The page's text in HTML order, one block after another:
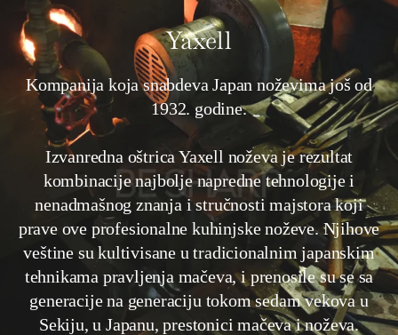
Yaxell
Kompanija koja snabdeva Japan noževima još od
1932. godine.
Izvanredna oštrica Yaxell noževa je rezultat
kombinacije najbolje napredne tehnologije i
nenadmašnog znanja i stručnosti majstora koji
prave ove profesionalne kuhinjske noževe. Njihove
veštine su kultivisane u tradicionalnim japanskim
tehnikama pravljenja mačeva, i prenosile su se sa
generacije na generaciju tokom sedam vekova u
Sekiju, u Japanu, prestonici mačeva i noževa.